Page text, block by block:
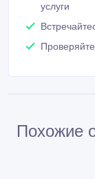
услуги
Похожие